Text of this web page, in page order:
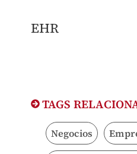
EHR
TAGS
Negocios